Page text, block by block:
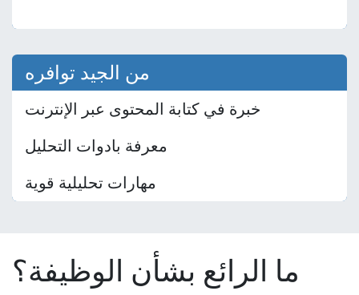
من الجيد توافره
خبرة في كتابة المحتوى عبر الإنترنت
معرفة بادوات التحليل
مهارات تحليلية قوية
ما الرائع بشأن الوظيفة؟